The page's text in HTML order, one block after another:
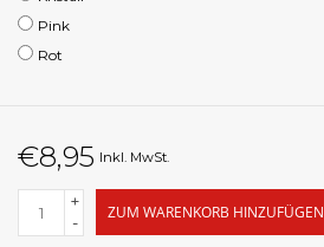
Pink
Rot
€8,95 Inkl. MwSt.
+
-
ZUM WARENKORB HINZUFÜGEN